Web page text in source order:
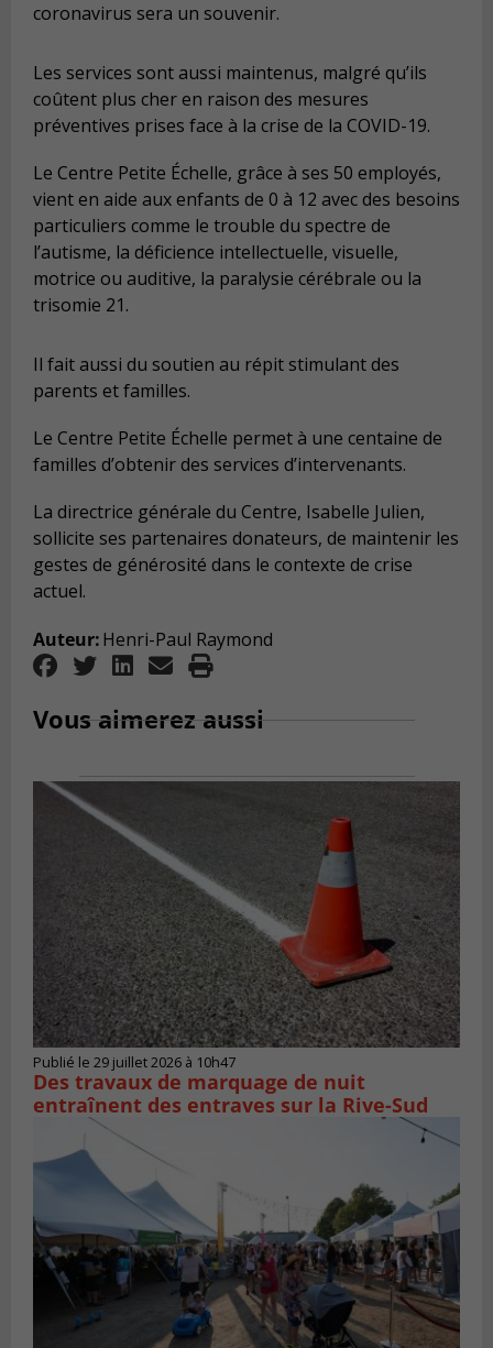
coronavirus sera un souvenir.
Les services sont aussi maintenus, malgré qu’ils
coûtent plus cher en raison des mesures
préventives prises face à la crise de la COVID-19.
Le Centre Petite Échelle, grâce à ses 50 employés,
vient en aide aux enfants de 0 à 12 avec des besoins
particuliers comme le trouble du spectre de
l’autisme, la déficience intellectuelle, visuelle,
motrice ou auditive, la paralysie cérébrale ou la
trisomie 21.
Il fait aussi du soutien au répit stimulant des
parents et familles.
Le Centre Petite Échelle permet à une centaine de
familles d’obtenir des services d’intervenants.
La directrice générale du Centre, Isabelle Julien,
sollicite ses partenaires donateurs, de maintenir les
gestes de générosité dans le contexte de crise
actuel.
Auteur:Henri-Paul Raymond
Vous aimerez aussi
Publié le 29 juillet 2026 à 10h47
Des travaux de marquage de nuit
entraînent des entraves sur la Rive-Sud